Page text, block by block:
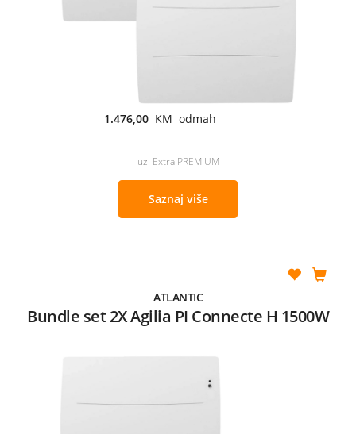
1.476,00 KM odmah
uz Extra PREMIUM
Saznaj više
ATLANTIC
Bundle set 2X Agilia PI Connecte H 1500W